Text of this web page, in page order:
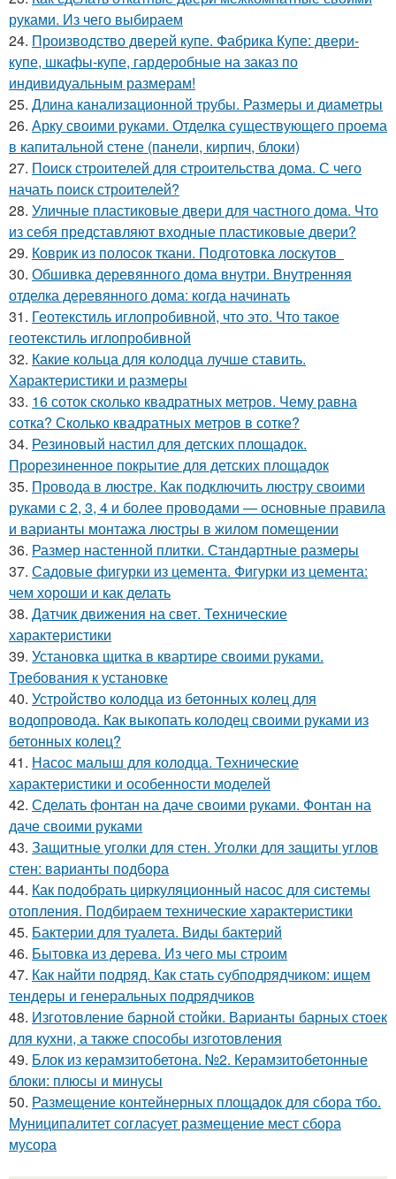
руками. Из чего выбираем
24. Производство дверей купе. Фабрика Купе: двери-
купе, шкафы-купе, гардеробные на заказ по
индивидуальным размерам!
25. Длина канализационной трубы. Размеры и диаметры
26. Арку своими руками. Отделка существующего проема
в капитальной стене (панели, кирпич, блоки)
27. Поиск строителей для строительства дома. С чего
начать поиск строителей?
28. Уличные пластиковые двери для частного дома. Что
из себя представляют входные пластиковые двери?
29. Коврик из полосок ткани. Подготовка лоскутов
30. Обшивка деревянного дома внутри. Внутренняя
отделка деревянного дома: когда начинать
31. Геотекстиль иглопробивной, что это. Что такое
геотекстиль иглопробивной
32. Какие кольца для колодца лучше ставить.
Характеристики и размеры
33. 16 соток сколько квадратных метров. Чему равна
сотка? Сколько квадратных метров в сотке?
34. Резиновый настил для детских площадок.
Прорезиненное покрытие для детских площадок
35. Провода в люстре. Как подключить люстру своими
руками с 2, 3, 4 и более проводами — основные правила
и варианты монтажа люстры в жилом помещении
36. Размер настенной плитки. Стандартные размеры
37. Садовые фигурки из цемента. Фигурки из цемента:
чем хороши и как делать
38. Датчик движения на свет. Технические
характеристики
39. Установка щитка в квартире своими руками.
Требования к установке
40. Устройство колодца из бетонных колец для
водопровода. Как выкопать колодец своими руками из
бетонных колец?
41. Насос малыш для колодца. Технические
характеристики и особенности моделей
42. Сделать фонтан на даче своими руками. Фонтан на
даче своими руками
43. Защитные уголки для стен. Уголки для защиты углов
стен: варианты подбора
44. Как подобрать циркуляционный насос для системы
отопления. Подбираем технические характеристики
45. Бактерии для туалета. Виды бактерий
46. Бытовка из дерева. Из чего мы строим
47. Как найти подряд. Как стать субподрядчиком: ищем
тендеры и генеральных подрядчиков
48. Изготовление барной стойки. Варианты барных стоек
для кухни, а также способы изготовления
49. Блок из керамзитобетона. №2. Керамзитобетонные
блоки: плюсы и минусы
50. Размещение контейнерных площадок для сбора тбо.
Муниципалитет согласует размещение мест сбора
мусора